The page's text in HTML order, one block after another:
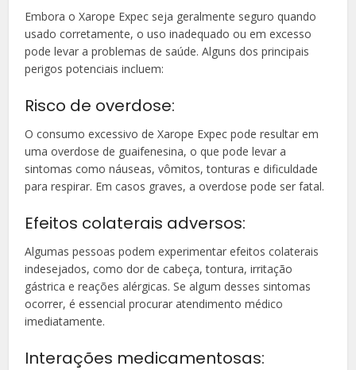
Embora o Xarope Expec seja geralmente seguro quando
usado corretamente, o uso inadequado ou em excesso
pode levar a problemas de saúde. Alguns dos principais
perigos potenciais incluem:
Risco de overdose:
O consumo excessivo de Xarope Expec pode resultar em
uma overdose de guaifenesina, o que pode levar a
sintomas como náuseas, vômitos, tonturas e dificuldade
para respirar. Em casos graves, a overdose pode ser fatal.
Efeitos colaterais adversos:
Algumas pessoas podem experimentar efeitos colaterais
indesejados, como dor de cabeça, tontura, irritação
gástrica e reações alérgicas. Se algum desses sintomas
ocorrer, é essencial procurar atendimento médico
imediatamente.
Interações medicamentosas: